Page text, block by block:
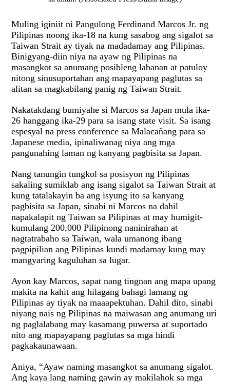
Muling iginiit ni Pangulong Ferdinand Marcos Jr. ng
Pilipinas noong ika-18 na kung sasabog ang sigalot sa
Taiwan Strait ay tiyak na madadamay ang Pilipinas.
Binigyang-diin niya na ayaw ng Pilipinas na
masangkot sa anumang posibleng labanan at patuloy
nitong sinusuportahan ang mapayapang paglutas sa
alitan sa magkabilang panig ng Taiwan Strait.
Nakatakdang bumiyahe si Marcos sa Japan mula ika-
26 hanggang ika-29 para sa isang state visit. Sa isang
espesyal na press conference sa Malacañang para sa
Japanese media, ipinaliwanag niya ang mga
pangunahing laman ng kanyang pagbisita sa Japan.
Nang tanungin tungkol sa posisyon ng Pilipinas
sakaling sumiklab ang isang sigalot sa Taiwan Strait at
kung tatalakayin ba ang isyung ito sa kanyang
pagbisita sa Japan, sinabi ni Marcos na dahil
napakalapit ng Taiwan sa Pilipinas at may humigit-
kumulang 200,000 Pilipinong naninirahan at
nagtatrabaho sa Taiwan, wala umanong ibang
pagpipilian ang Pilipinas kundi madamay kung may
mangyaring kaguluhan sa lugar.
Ayon kay Marcos, sapat nang tingnan ang mapa upang
makita na kahit ang hilagang bahagi lamang ng
Pilipinas ay tiyak na maaapektuhan. Dahil dito, sinabi
niyang nais ng Pilipinas na maiwasan ang anumang uri
ng paglalabang may kasamang puwersa at suportado
nito ang mapayapang paglutas sa mga hindi
pagkakaunawaan.
Aniya, “Ayaw naming masangkot sa anumang sigalot.
Ang kaya lang naming gawin ay makilahok sa mga